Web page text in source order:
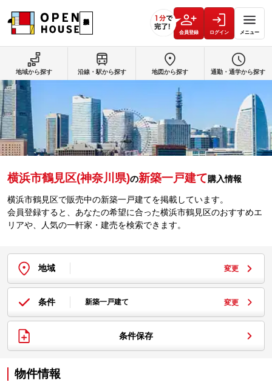
会員登録 ログイン メニュー
横浜市鶴見区(神奈川県)の新築一戸建て購入情報
横浜市鶴見区で販売中の新築一戸建てを掲載しています。
会員登録すると、あなたの希望に合った横浜市鶴見区のおすすめエ
リアや、人気の一軒家・建売を検索できます。
地域 変更
条件 新築一戸建て 変更
条件保存
物件情報
地域から探す 沿線・駅から探す 地図から探す 通勤・通学から探す